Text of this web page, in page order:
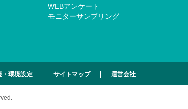
WEBアンケート
モニターサンプリング
・環境設定 サイトマップ 運営会社